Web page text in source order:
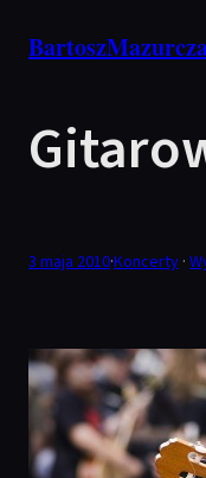
3 maja 2010·Koncerty ·